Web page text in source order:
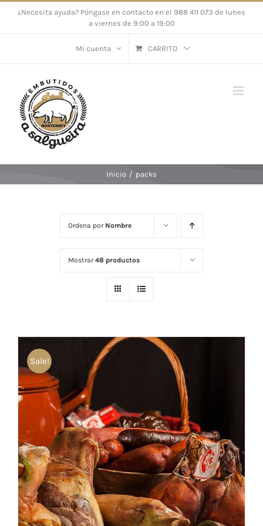
Saltar¿Necesita ayuda? Póngase en contacto en el 988 411 073 de lunes
a viernes de 9:00 a 19:00
Mi cuenta CARRITO
Inicio / packs
Ordena por Nombre
Mostrar48 productos
Sale!